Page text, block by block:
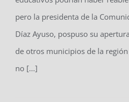
pero la presidenta de la
Díaz Ayuso, pospuso su
de otros municipios de la
no [...]